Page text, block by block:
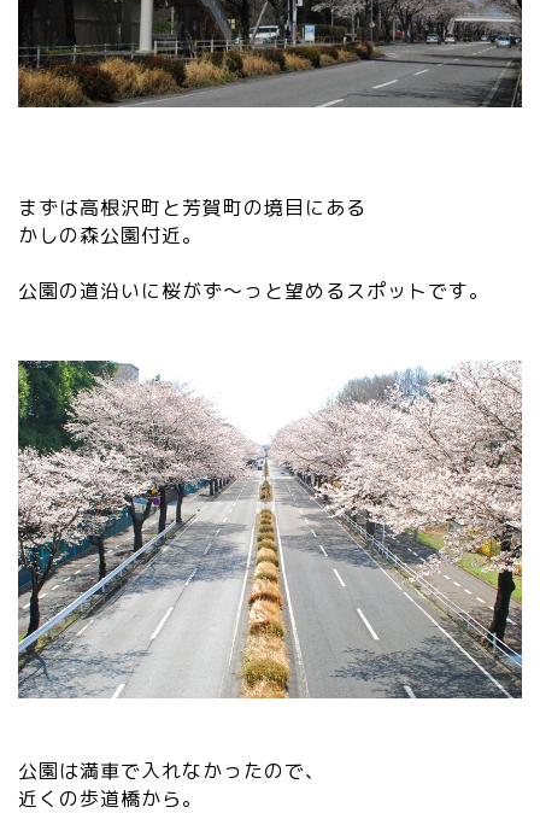
まずは高根沢町と芳賀町の境目にある
かしの森公園付近。
公園の道沿いに桜がず～っと望めるスポットです。
公園は満車で入れなかったので、
近くの歩道橋から。